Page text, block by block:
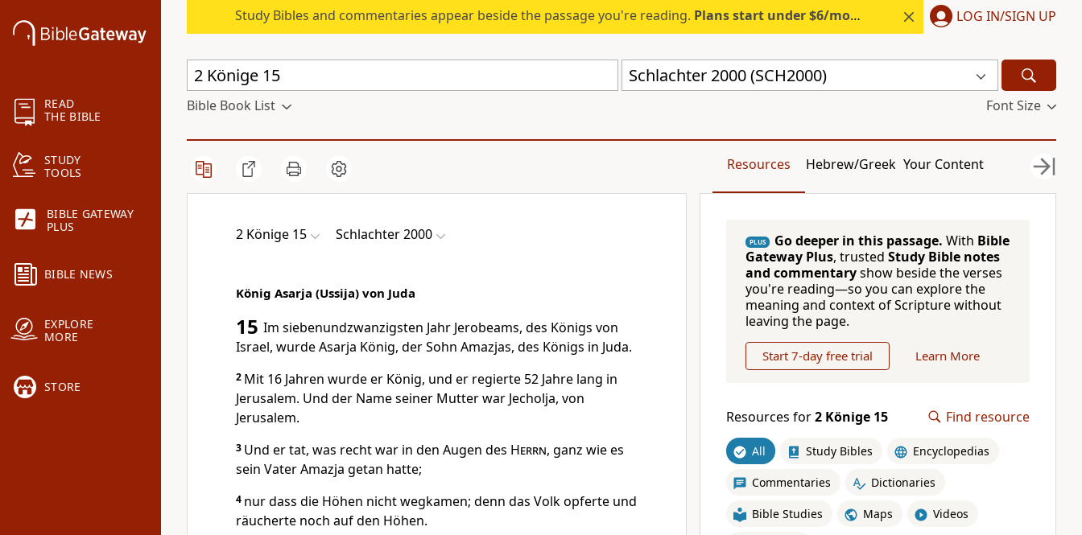
READ
THE BIBLE
STUDY
TOOLS
BIBLE GATEWAY
PLUS
BIBLE NEWS
EXPLORE
MORE
STORE
Study Bibles and commentaries appear beside the passage you're reading. Plans start under $6/month. Start free. LOG IN/SIGN UP
Schlachter 2000 (SCH2000)
Bible Book List Font Size
Resources Hebrew/Greek Your Content
2 Könige 15 Schlachter 2000
König Asarja (Ussija) von Juda
15 Im siebenundzwanzigsten Jahr Jerobeams, des Königs von
Israel, wurde Asarja König, der Sohn Amazjas, des Königs in Juda.
2 Mit 16 Jahren wurde er König, und er regierte 52 Jahre lang in
Jerusalem. Und der Name seiner Mutter war Jecholja, von
Jerusalem.
3 Und er tat, was recht war in den Augen des Herrn, ganz wie es
sein Vater Amazja getan hatte;
4 nur dass die Höhen nicht wegkamen; denn das Volk opferte und
räucherte noch auf den Höhen.
PLUS Go deeper in this passage. With Bible
Gateway Plus, trusted Study Bible notes
and commentaryshow beside the verses
you're reading—so you can explore the
meaning and context of Scripture without
leaving the page.
Start 7-day free trial Learn More
Resources for2 Könige 15 Find resource
All Study Bibles Encyclopedias
Commentaries Dictionaries
Bible Studies Maps Videos